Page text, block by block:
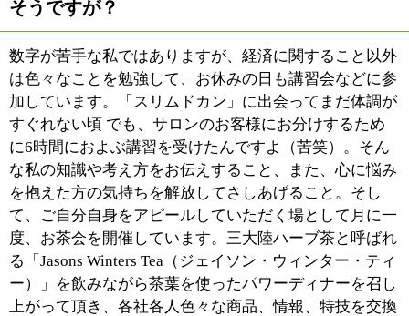
WEB :
営業時間
［平日］10：00～19：00 ［日曜・祝日］
10：00～18：00
このページの先頭へ
江戸川区時間 江東区時間 墨田区時間
表示： PC | モバイル
© 2013 art blue Inc.